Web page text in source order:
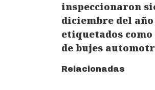
inspeccionaron
diciembre del
etiquetados
de bujes
Relacionadas